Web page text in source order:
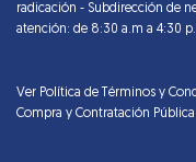
radicación - Subdirección de
atención: de 8:30 a.m a 4:30
Ver Política de Términos y
Compra y Contratación Pública